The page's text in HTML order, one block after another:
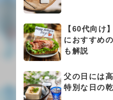
【60代向け
におすすめ
も解説
父の日には
特別な日の